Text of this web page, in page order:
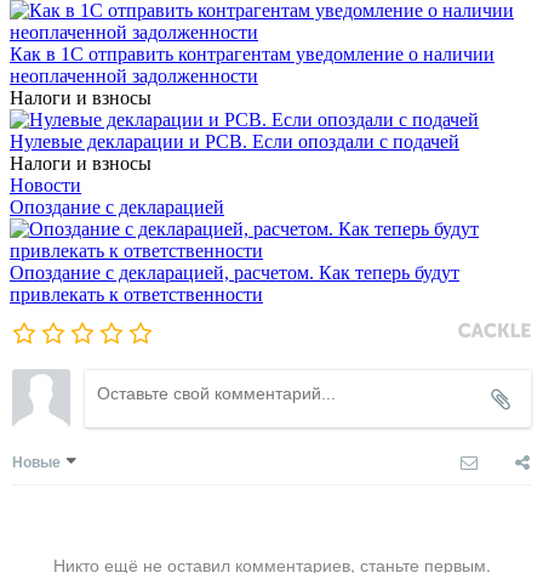
Как в 1С отправить контрагентам уведомление о наличии
неоплаченной задолженности
Налоги и взносы
Нулевые декларации и РСВ. Если опоздали с подачей
Налоги и взносы
Новости
Опоздание с декларацией
Опоздание с декларацией, расчетом. Как теперь будут
привлекать к ответственности
Новые
Никто ещё не оставил комментариев, станьте первым.